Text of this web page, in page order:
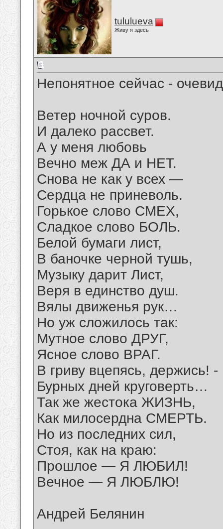
tululueva
Живу я здесь
Непонятное сейчас -
Ветер ночной суров.
И далеко рассвет.
А у меня любовь
Вечно меж ДА и НЕТ.
Снова не как у всех —
Сердца не приневоль.
Горькое слово СМЕХ,
Сладкое слово БОЛЬ.
Белой бумаги лист,
В баночке черной тушь,
Музыку дарит Лист,
Веря в единство душ.
Вялы движенья рук…
Но уж сложилось так:
Мутное слово ДРУГ,
Ясное слово ВРАГ.
В гриву вцепясь, держись! -
Бурных дней круговерть…
Так же жестока ЖИЗНЬ,
Как милосердна СМЕРТЬ.
Но из последних сил,
Стоя, как на краю:
Прошлое — Я ЛЮБИЛ!
Вечное — Я ЛЮБЛЮ!
Андрей Белянин